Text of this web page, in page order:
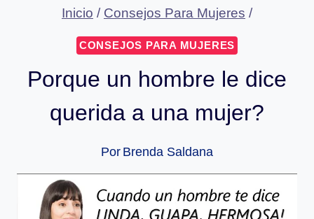
Inicio / Consejos Para Mujeres /
CONSEJOS PARA MUJERES
Porque un hombre le dice
querida a una mujer?
Por Brenda Saldana